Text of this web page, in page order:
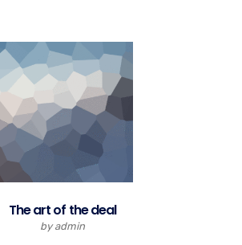
The art of the deal
by admin